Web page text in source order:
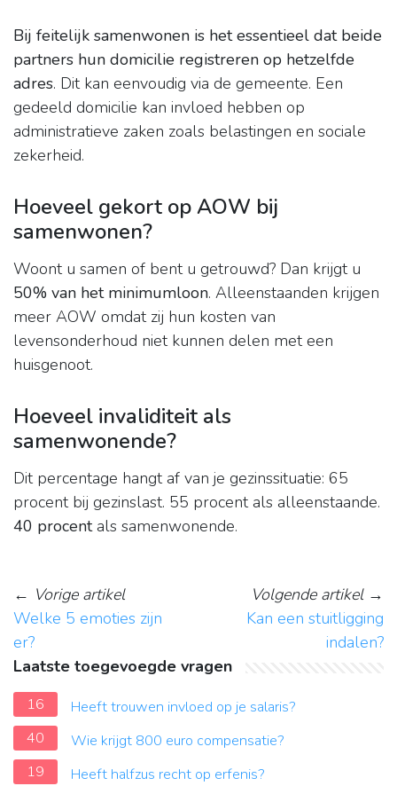
Bij feitelijk samenwonen is het essentieel dat beide
partners hun domicilie registreren op hetzelfde
adres. Dit kan eenvoudig via de gemeente. Een
gedeeld domicilie kan invloed hebben op
administratieve zaken zoals belastingen en sociale
zekerheid.
Hoeveel gekort op AOW bij
samenwonen?
Woont u samen of bent u getrouwd? Dan krijgt u
50% van het minimumloon. Alleenstaanden krijgen
meer AOW omdat zij hun kosten van
levensonderhoud niet kunnen delen met een
huisgenoot.
Hoeveel invaliditeit als
samenwonende?
Dit percentage hangt af van je gezinssituatie: 65
procent bij gezinslast. 55 procent als alleenstaande.
40 procentals samenwonende.
← Vorige artikel
Welke 5 emoties zijn
er?
Volgende artikel→
Kan een stuitligging
indalen?
Laatste toegevoegde vragen
16
Heeft trouwen invloed op je salaris?
40
Wie krijgt 800 euro compensatie?
19
Heeft halfzus recht op erfenis?